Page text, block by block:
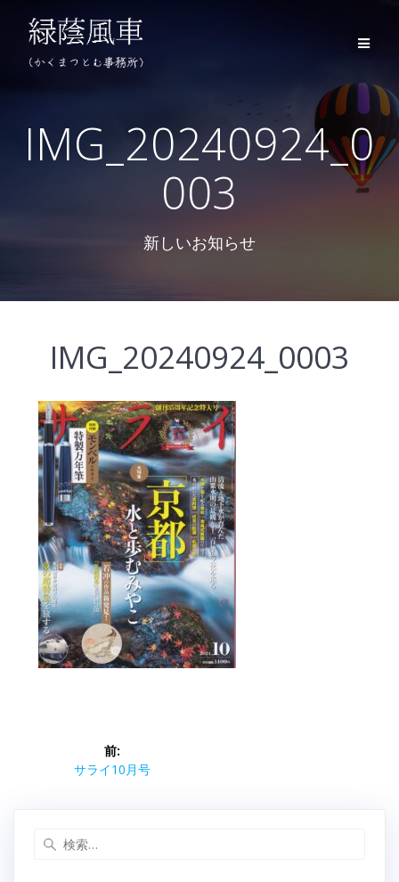
キ
ッ
プ
IMG_20240924_0
003
新しいお知らせ
IMG_20240924_0003
ビ
前:
前
サライ10月号